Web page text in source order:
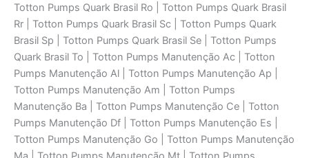
Totton Pumps Quark Brasil Ro | Totton Pumps Quark Brasil
Rr | Totton Pumps Quark Brasil Sc | Totton Pumps Quark
Brasil Sp | Totton Pumps Quark Brasil Se | Totton Pumps
Quark Brasil To | Totton Pumps Manutenção Ac | Totton
Pumps Manutenção Al | Totton Pumps Manutenção Ap |
Totton Pumps Manutenção Am | Totton Pumps
Manutenção Ba | Totton Pumps Manutenção Ce | Totton
Pumps Manutenção Df | Totton Pumps Manutenção Es |
Totton Pumps Manutenção Go | Totton Pumps Manutenção